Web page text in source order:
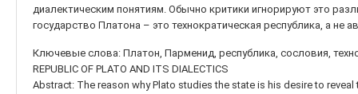
диалектическим понятиям. Обычно критики игнорируют это
государство Платона – это технократическая республика, а не
Ключевые слова: Платон, Парменид, республика, сословия,
REPUBLIC OF PLATO AND ITS DIALECTICS
Abstract: The reason why Plato studies the state is his desire to